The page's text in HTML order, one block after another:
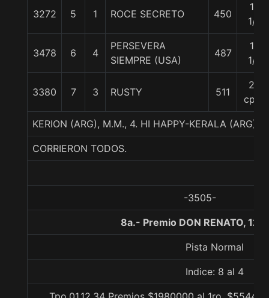
3272 5 1 ROCE SECRETO 450
10
1/4
3478 6 4
PERSEVERA
SIEMPRE (USA)
487
18
1/4
3380 7 3 RUSTY 511
20
cpos
KERION (ARG), M.M., 4. HI HAPPY-KERALA (ARG)-
CORRIERON TODOS.
-3505-
8a.- Premio DON RENATO,
Pista Normal
Indice: 8 al 4